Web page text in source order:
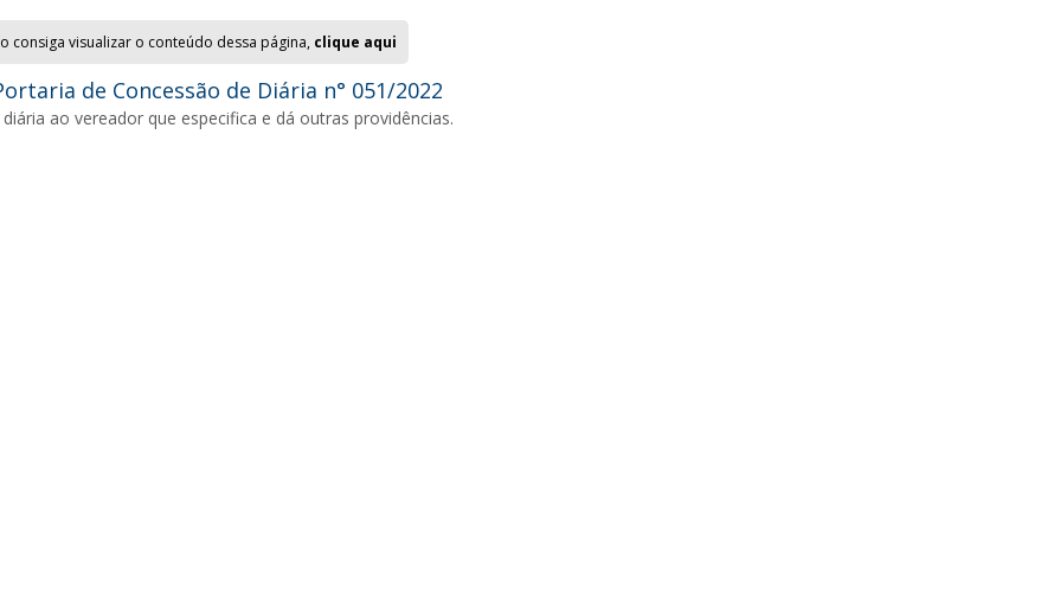
consiga visualizar o conteúdo dessa página, clique aqui
de Concessão de Diária n° 051/2022
diária ao vereador que especifica e dá outras providências.